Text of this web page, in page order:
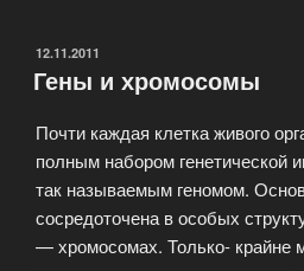
(бесшерстные
были
еще
у
ацтеков)»
ОПУБЛИКОВАНО
12.11.2011
Гены и хромосомы
Почти каждая клетка живого
полным набором
так называемым геномом.
сосредоточена в особых
— хромосомах. Только- крайне